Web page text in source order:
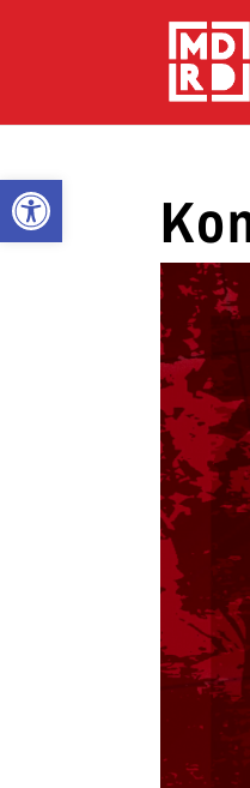
Open toolbar